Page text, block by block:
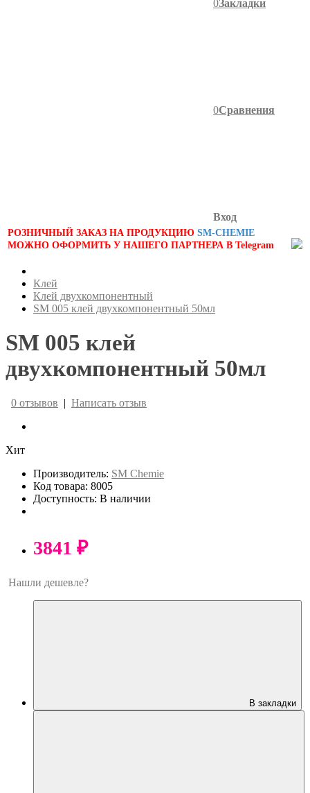
0Закладки
0Сравнения
Вход
РОЗНИЧНЫЙ ЗАКАЗ НА ПРОДУКЦИЮ SM-CHEMIE
МОЖНО ОФОРМИТЬ У НАШЕГО ПАРТНЕРА В Telegram
Клей
Клей двухкомпонентный
SM 005 клей двухкомпонентный 50мл
SM 005 клей
двухкомпонентный 50мл
0 отзывов | Написать отзыв
Хит
Производитель: SM Chemie
Код товара: 8005
Доступность: В наличии
3841 ₽
Нашли дешевле?
В закладки